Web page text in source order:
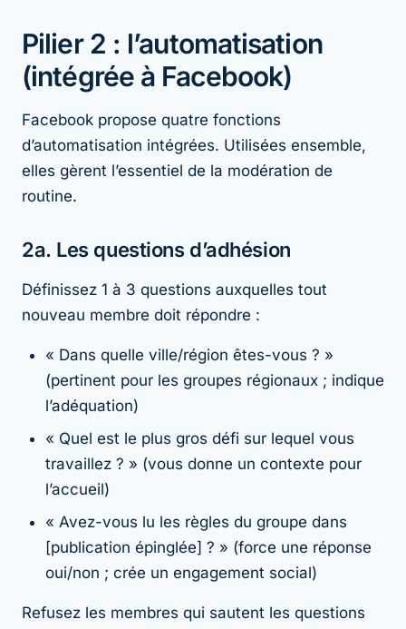
Pilier 2 : l’automatisation
(intégrée à Facebook)
Facebook propose quatre fonctions
d’automatisation intégrées. Utilisées ensemble,
elles gèrent l’essentiel de la modération de
routine.
2a. Les questions d’adhésion
Définissez 1 à 3 questions auxquelles tout
nouveau membre doit répondre :
« Dans quelle ville/région êtes-vous ? »
(pertinent pour les groupes régionaux ; indique
l’adéquation)
« Quel est le plus gros défi sur lequel vous
travaillez ? » (vous donne un contexte pour
l’accueil)
« Avez-vous lu les règles du groupe dans
[publication épinglée] ? » (force une réponse
oui/non ; crée un engagement social)
Refusez les membres qui sautent les questions